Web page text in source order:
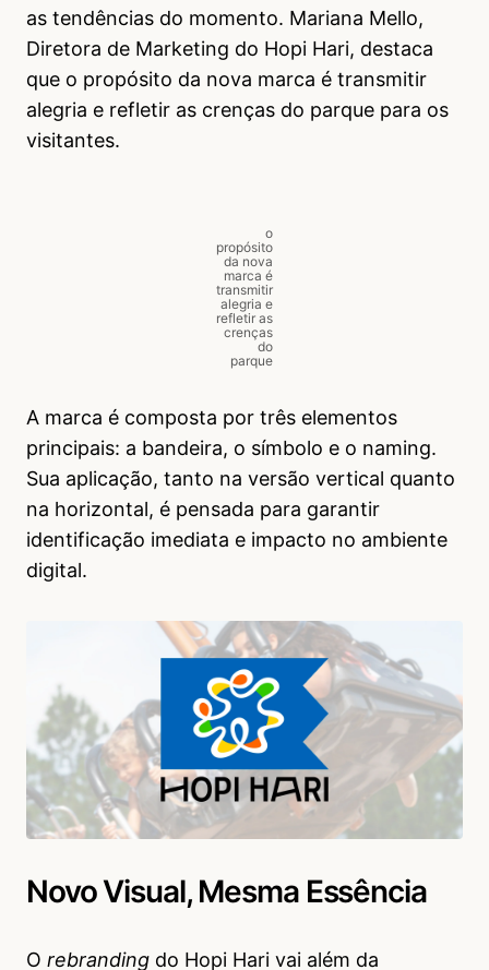
as tendências do momento. Mariana Mello,
Diretora de Marketing do Hopi Hari, destaca
que o propósito da nova marca é transmitir
alegria e refletir as crenças do parque para os
visitantes.
o
propósito
da nova
marca é
transmitir
alegria e
refletir as
crenças
do
parque
A marca é composta por três elementos
principais: a bandeira, o símbolo e o naming.
Sua aplicação, tanto na versão vertical quanto
na horizontal, é pensada para garantir
identificação imediata e impacto no ambiente
digital.
Novo Visual, Mesma Essência
O rebranding do Hopi Hari vai além da